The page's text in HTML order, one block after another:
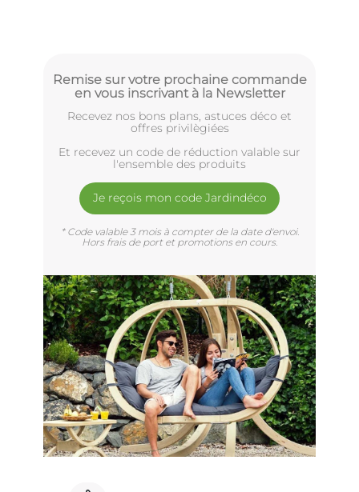
Remise sur votre prochaine commande
en vous inscrivant à la Newsletter
Recevez nos bons plans, astuces déco et
offres privilègiées
Et recevez un code de réduction valable sur
l'ensemble des produits
Je reçois mon code Jardindéco
* Code valable 3 mois à compter de la date d'envoi.
Hors frais de port et promotions en cours.